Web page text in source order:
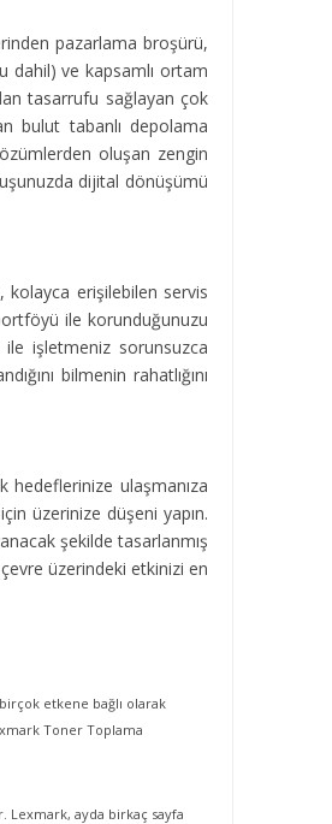
pazarlama broşürü,
dahil) ve kapsamlı ortam
tasarrufu sağlayan çok
bulut tabanlı depolama
oluşan zengin
dijital dönüşümü
kolayca erişilebilen servis
ile korunduğunuzu
ile işletmeniz sorunsuzca
bilmenin rahatlığını
hedeflerinize ulaşmanıza
üzerinize düşeni yapın.
şekilde tasarlanmış
üzerindeki etkinizi en
etkene bağlı olarak
Toner Toplama
Lexmark, ayda birkaç sayfa